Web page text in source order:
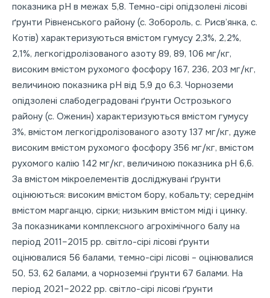
показника рН в межах 5,8. Темно-сірі опідзолені лісові
ґрунти Рівненського району (с. Зобороль, с. Рисв’янка, с.
Котів) характеризуються вмістом гумусу 2,3%, 2,2%,
2,1%, легкогідролізованого азоту 89, 89, 106 мг/кг,
високим вмістом рухомого фосфору 167, 236, 203 мг/кг,
величиною показника рН від 5,9 до 6,3. Чорноземи
опідзолені слабодеградовані ґрунти Острозького
району (с. Оженин) характеризуються вмістом гумусу
3%, вмістом легкогідролізованого азоту 137 мг/кг, дуже
високим вмістом рухомого фосфору 356 мг/кг, вмістом
рухомого калію 142 мг/кг, величиною показника рН 6,6.
За вмістом мікроелементів досліджувані ґрунти
оцінюються: високим вмістом бору, кобальту; середнім
вмістом марганцю, сірки; низьким вмістом міді і цинку.
За показниками комплексного агрохімічного балу на
період 2011–2015 рр. світло-сірі лісові ґрунти
оцінювалися 56 балами, темно-сірі лісові – оцінювалися
50, 53, 62 балами, а чорноземні ґрунти 67 балами. На
період 2021–2022 рр. світло-сірі лісові ґрунти